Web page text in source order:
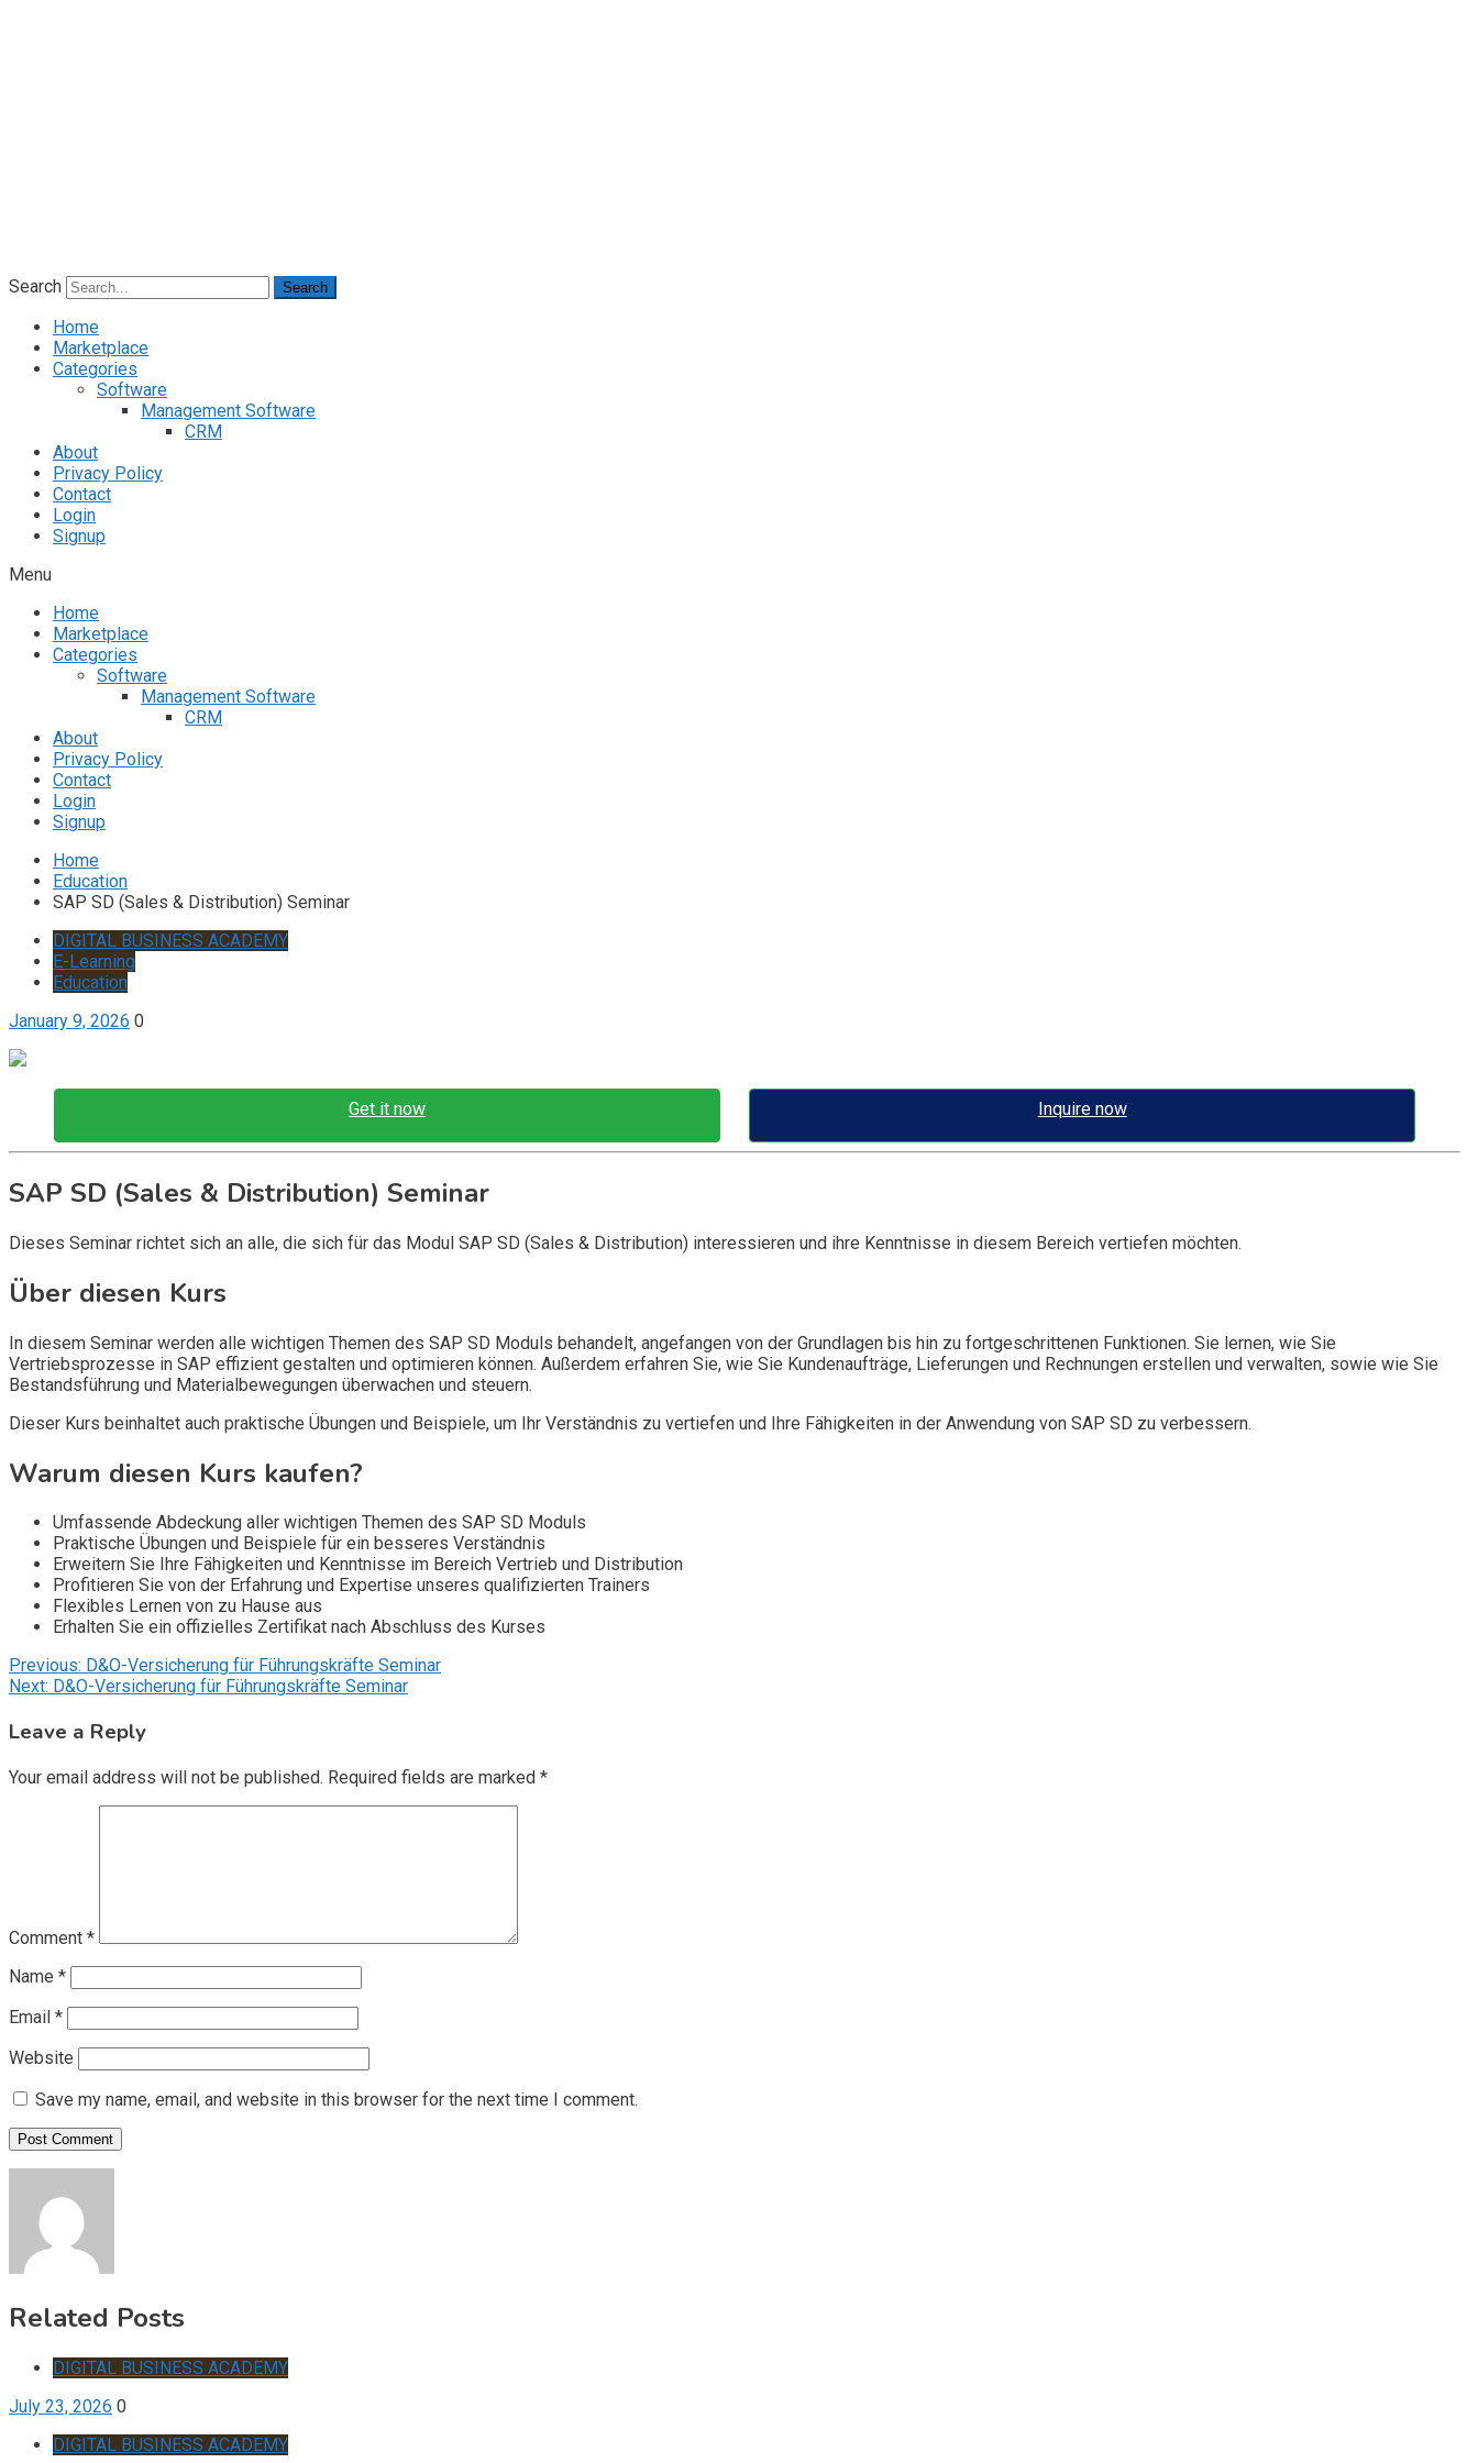
Search Search
Home
Marketplace
Categories
Software
Management Software
CRM
About
Privacy Policy
Contact
Login
Signup
Menu
Home
Marketplace
Categories
Software
Management Software
CRM
About
Privacy Policy
Contact
Login
Signup
Home
Education
SAP SD (Sales & Distribution) Seminar
DIGITAL BUSINESS ACADEMY
E-Learning
Education
January 9, 2026 0
Get it now Inquire now
SAP SD (Sales & Distribution) Seminar
Dieses Seminar richtet sich an alle, die sich für das Modul SAP SD (Sales & Distribution) interessieren und ihre Kenntnisse in diesem Bereich vertiefen möchten.
Über diesen Kurs
In diesem Seminar werden alle wichtigen Themen des SAP SD Moduls behandelt, angefangen von der Grundlagen bis hin zu fortgeschrittenen Funktionen. Sie lernen, wie Sie
Vertriebsprozesse in SAP effizient gestalten und optimieren können. Außerdem erfahren Sie, wie Sie Kundenaufträge, Lieferungen und Rechnungen erstellen und verwalten, sowie wie Sie
Bestandsführung und Materialbewegungen überwachen und steuern.
Dieser Kurs beinhaltet auch praktische Übungen und Beispiele, um Ihr Verständnis zu vertiefen und Ihre Fähigkeiten in der Anwendung von SAP SD zu verbessern.
Warum diesen Kurs kaufen?
Umfassende Abdeckung aller wichtigen Themen des SAP SD Moduls
Praktische Übungen und Beispiele für ein besseres Verständnis
Erweitern Sie Ihre Fähigkeiten und Kenntnisse im Bereich Vertrieb und Distribution
Profitieren Sie von der Erfahrung und Expertise unseres qualifizierten Trainers
Flexibles Lernen von zu Hause aus
Erhalten Sie ein offizielles Zertifikat nach Abschluss des Kurses
Post
Previous: D&O-Versicherung für Führungskräfte Seminar
Next: D&O-Versicherung für Führungskräfte Seminar
Leave a Reply
Your email address will not be published. Required fields are marked *
Comment *
Name *
Email *
Website
Save my name, email, and website in this browser for the next time I comment.
Related Posts
DIGITAL BUSINESS ACADEMY
July 23, 2026 0
DIGITAL BUSINESS ACADEMY